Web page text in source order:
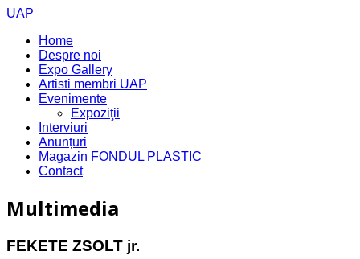
UAP
Home
Despre noi
Expo Gallery
Artisti membri UAP
Evenimente
Expoziţii
Interviuri
Anunțuri
Magazin FONDUL PLASTIC
Contact
Multimedia
FEKETE ZSOLT jr.